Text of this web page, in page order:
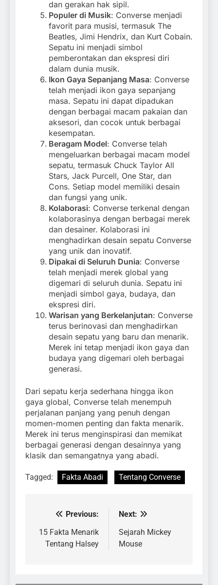
dan gerakan hak sipil.
Populer di Musik: Converse menjadi
favorit para musisi, termasuk The
Beatles, Jimi Hendrix, dan Kurt Cobain.
Sepatu ini menjadi simbol
pemberontakan dan ekspresi diri
dalam dunia musik.
Ikon Gaya Sepanjang Masa: Converse
telah menjadi ikon gaya sepanjang
masa. Sepatu ini dapat dipadukan
dengan berbagai macam pakaian dan
aksesori, dan cocok untuk berbagai
kesempatan.
Beragam Model: Converse telah
mengeluarkan berbagai macam model
sepatu, termasuk Chuck Taylor All
Stars, Jack Purcell, One Star, dan
Cons. Setiap model memiliki desain
dan fungsi yang unik.
Kolaborasi: Converse terkenal dengan
kolaborasinya dengan berbagai merek
dan desainer. Kolaborasi ini
menghadirkan desain sepatu Converse
yang unik dan inovatif.
Dipakai di Seluruh Dunia: Converse
telah menjadi merek global yang
digemari di seluruh dunia. Sepatu ini
menjadi simbol gaya, budaya, dan
ekspresi diri.
Warisan yang Berkelanjutan: Converse
terus berinovasi dan menghadirkan
desain sepatu yang baru dan menarik.
Merek ini tetap menjadi ikon gaya dan
budaya yang digemari oleh berbagai
generasi.
Dari sepatu kerja sederhana hingga ikon
gaya global, Converse telah menempuh
perjalanan panjang yang penuh dengan
momen-momen penting dan fakta menarik.
Merek ini terus menginspirasi dan memikat
berbagai generasi dengan desainnya yang
klasik dan semangatnya yang abadi.
Tagged: Fakta Abadi Tentang Converse
Navigasi
pos
Previous:
15 Fakta Menarik
Tentang Halsey
Next:
Sejarah Mickey
Mouse